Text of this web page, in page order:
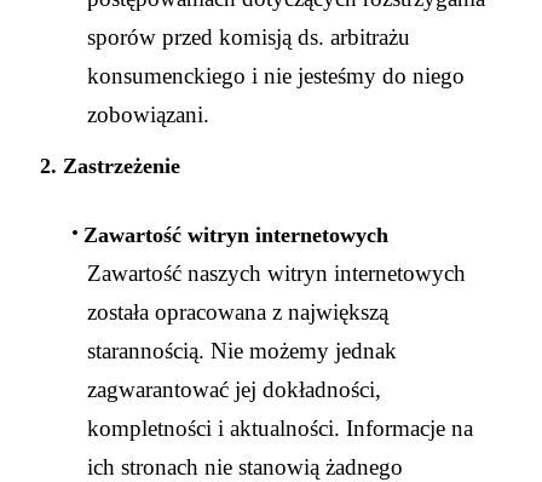
sporów przed komisją ds. arbitrażu
konsumenckiego i nie jesteśmy do niego
zobowiązani.
2. Zastrzeżenie
Zawartość witryn internetowych
Zawartość naszych witryn internetowych
została opracowana z największą
starannością. Nie możemy jednak
zagwarantować jej dokładności,
kompletności i aktualności. Informacje na
ich stronach nie stanowią żadnego